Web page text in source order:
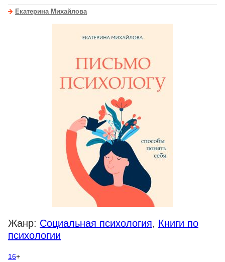
Екатерина Михайлова
Жанр: Социальная психология, Книги по
психологии
16+